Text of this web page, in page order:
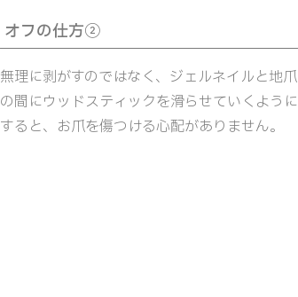
オフの仕方②
無理に剥がすのではなく、ジェルネイルと地爪
の間にウッドスティックを滑らせていくように
すると、お爪を傷つける心配がありません。